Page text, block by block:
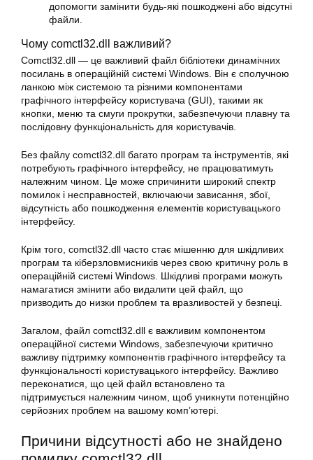
допомогти замінити будь-які пошкоджені або відсутні
файли.
Чому comctl32.dll важливий?
Comctl32.dll — це важливий файл бібліотеки динамічних
посилань в операційній системі Windows. Він є сполучною
ланкою між системою та різними компонентами
графічного інтерфейсу користувача (GUI), такими як
кнопки, меню та смуги прокрутки, забезпечуючи плавну та
послідовну функціональність для користувачів.
Без файлу comctl32.dll багато програм та інструментів, які
потребують графічного інтерфейсу, не працюватимуть
належним чином. Це може спричинити широкий спектр
помилок і несправностей, включаючи зависання, збої,
відсутність або пошкодження елементів користувацького
інтерфейсу.
Крім того, comctl32.dll часто стає мішенню для шкідливих
програм та кіберзловмисників через свою критичну роль в
операційній системі Windows. Шкідливі програми можуть
намагатися змінити або видалити цей файл, що
призводить до низки проблем та вразливостей у безпеці.
Загалом, файл comctl32.dll є важливим компонентом
операційної системи Windows, забезпечуючи критично
важливу підтримку компонентів графічного інтерфейсу та
функціональності користувацького інтерфейсу. Важливо
переконатися, що цей файл встановлено та
підтримується належним чином, щоб уникнути потенційно
серйозних проблем на вашому комп’ютері.
Причини відсутності або не знайдено